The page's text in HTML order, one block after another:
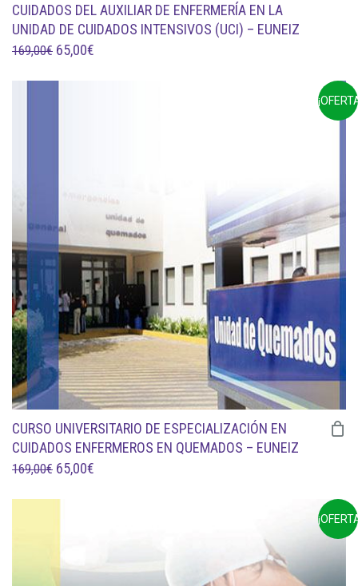
CUIDADOS DEL AUXILIAR DE ENFERMERÍA EN LA
UNIDAD DE CUIDADOS INTENSIVOS (UCI) – EUNEIZ
169,00€ EL
65,00€
CURSO UNIVERSITARIO DE ESPECIALIZACIÓN EN
CUIDADOS ENFERMEROS EN QUEMADOS – EUNEIZ
169,00€ EL
65,00€